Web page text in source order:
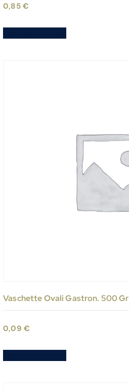
0,85 €
Vaschette Ovali Gastron. 500 Gr
0,09 €